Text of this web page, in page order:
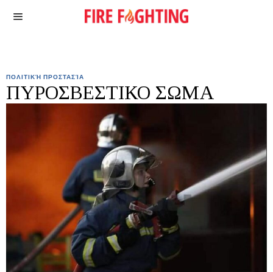
ΠΟΛΙΤΙΚΉ ΠΡΟΣΤΑΣΊΑ
ΠΥΡΟΣΒΕΣΤΙΚΟ ΣΩΜΑ